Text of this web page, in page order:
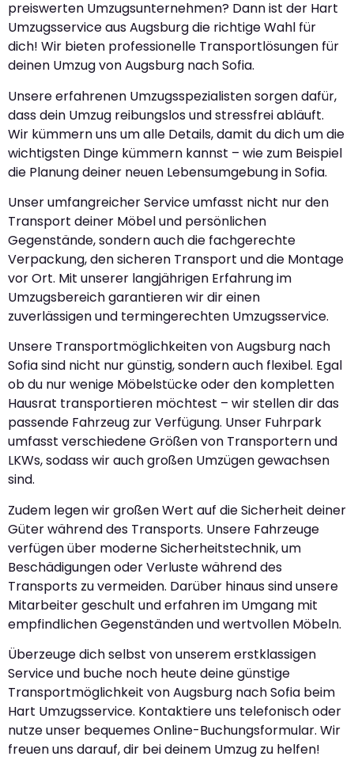
preiswerten Umzugsunternehmen? Dann ist der Hart
Umzugsservice aus Augsburg die richtige Wahl für
dich! Wir bieten professionelle Transportlösungen für
deinen Umzug von Augsburg nach Sofia.
Unsere erfahrenen Umzugsspezialisten sorgen dafür,
dass dein Umzug reibungslos und stressfrei abläuft.
Wir kümmern uns um alle Details, damit du dich um die
wichtigsten Dinge kümmern kannst – wie zum Beispiel
die Planung deiner neuen Lebensumgebung in Sofia.
Unser umfangreicher Service umfasst nicht nur den
Transport deiner Möbel und persönlichen
Gegenstände, sondern auch die fachgerechte
Verpackung, den sicheren Transport und die Montage
vor Ort. Mit unserer langjährigen Erfahrung im
Umzugsbereich garantieren wir dir einen
zuverlässigen und termingerechten Umzugsservice.
Unsere Transportmöglichkeiten von Augsburg nach
Sofia sind nicht nur günstig, sondern auch flexibel. Egal
ob du nur wenige Möbelstücke oder den kompletten
Hausrat transportieren möchtest – wir stellen dir das
passende Fahrzeug zur Verfügung. Unser Fuhrpark
umfasst verschiedene Größen von Transportern und
LKWs, sodass wir auch großen Umzügen gewachsen
sind.
Zudem legen wir großen Wert auf die Sicherheit deiner
Güter während des Transports. Unsere Fahrzeuge
verfügen über moderne Sicherheitstechnik, um
Beschädigungen oder Verluste während des
Transports zu vermeiden. Darüber hinaus sind unsere
Mitarbeiter geschult und erfahren im Umgang mit
empfindlichen Gegenständen und wertvollen Möbeln.
Überzeuge dich selbst von unserem erstklassigen
Service und buche noch heute deine günstige
Transportmöglichkeit von Augsburg nach Sofia beim
Hart Umzugsservice. Kontaktiere uns telefonisch oder
nutze unser bequemes Online-Buchungsformular. Wir
freuen uns darauf, dir bei deinem Umzug zu helfen!